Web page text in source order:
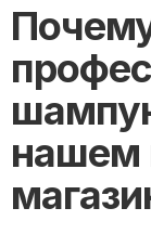
нашем